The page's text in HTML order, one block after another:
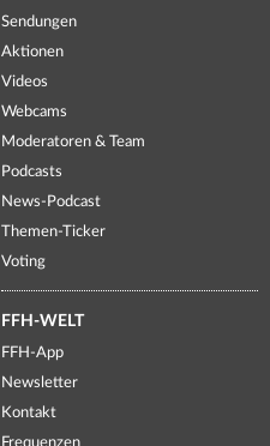
Sendungen
Aktionen
Videos
Webcams
Moderatoren & Team
Podcasts
News-Podcast
Themen-Ticker
Voting
FFH-WELT
FFH-App
Newsletter
Kontakt
Frequenzen